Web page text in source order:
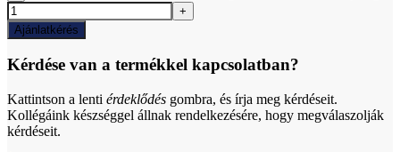
Ajánlatkérés
Kérdése van a termékkel kapcsolatban?
Kattintson a lenti érdeklődés gombra, és írja meg kérdéseit.
Kollégáink készséggel állnak rendelkezésére, hogy megválaszolják
kérdéseit.